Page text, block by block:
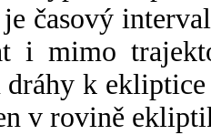
časový
i mimo
dráhy k
v rovině